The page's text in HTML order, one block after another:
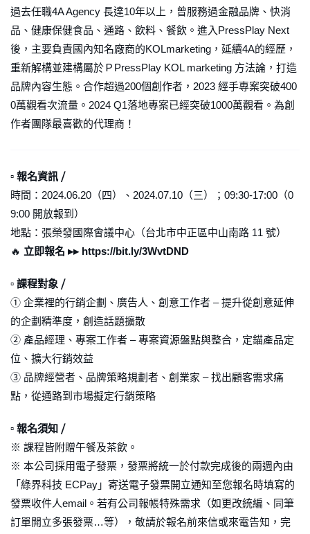
過去任職4A Agency 長達10年以上，曾服務過金融品牌、快消
品、健康保健食品、通路、飲料、餐飲。進入PressPlay Next
後，主要負責國內知名廠商的KOLmarketing，延續4A的經歷，
重新解構並建構屬於ＰPressPlay KOL marketing 方法論，打造
品牌內容生態。合作超過200個創作者，2023 經手專案突破400
0萬觀看次流量。2024 Q1落地專案已經突破1000萬觀看。為創
作者團隊最喜歡的代理商！
▫ 報名資訊 ⧸
時間：2024.06.20（四）、2024.07.10（三）；09:30-17:00（0
9:00 開放報到）
地點：張榮發國際會議中心（台北市中正區中山南路 11 號）
🔥 立即報名 ▸▸ https://bit.ly/3WvtDND
▫ 課程對象 ⧸
➀ 企業裡的行銷企劃、廣告人、創意工作者 – 提升從創意延伸
的企劃精準度，創造話題擴散
➁ 產品經理、專案工作者 – 專案資源盤點與整合，定錨產品定
位、擴大行銷效益
➂ 品牌經營者、品牌策略規劃者、創業家 – 找出顧客需求痛
點，從通路到市場擬定行銷策略
▫ 報名須知 ⧸
※ 課程皆附贈午餐及茶飲。
※ 本公司採用電子發票，發票將統一於付款完成後的兩週內由
「綠界科技 ECPay」寄送電子發票開立通知至您報名時填寫的
發票收件人email。若有公司報帳特殊需求（如更改統編、同筆
訂單開立多張發票…等），敬請於報名前來信或來電告知，完